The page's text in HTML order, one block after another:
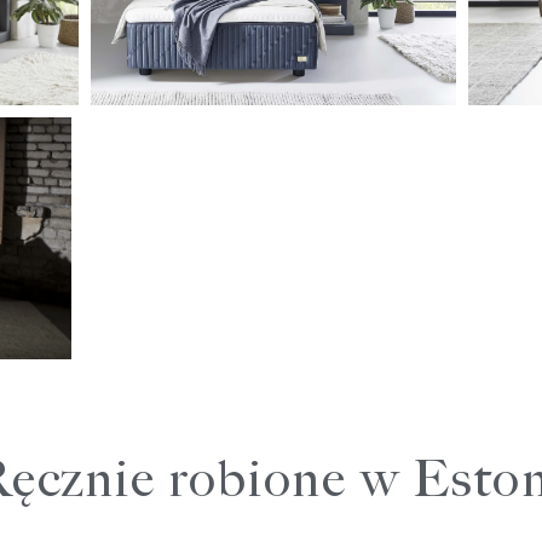
robione w